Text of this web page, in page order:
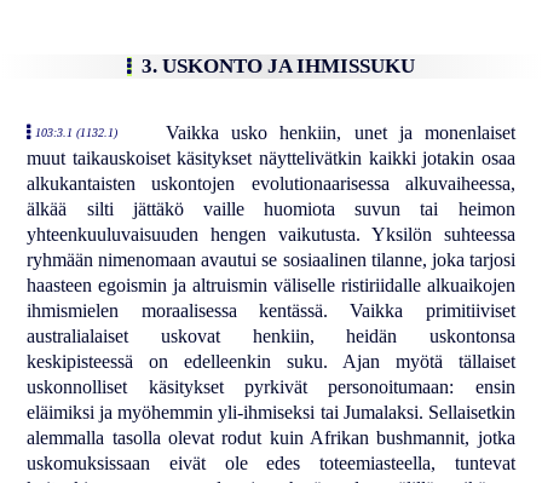
3. USKONTO JA IHMISSUKU
103:3.1 (1132.1)
Vaikka usko henkiin, unet ja monenlaiset
muut taikauskoiset käsitykset näyttelivätkin kaikki jotakin osaa
alkukantaisten uskontojen evolutionaarisessa alkuvaiheessa,
älkää silti jättäkö vaille huomiota suvun tai heimon
yhteenkuuluvaisuuden hengen vaikutusta. Yksilön suhteessa
ryhmään nimenomaan avautui se sosiaalinen tilanne, joka tarjosi
haasteen egoismin ja altruismin väliselle ristiriidalle alkuaikojen
ihmismielen moraalisessa kentässä. Vaikka primitiiviset
australialaiset uskovat henkiin, heidän uskontonsa
keskipisteessä on edelleenkin suku. Ajan myötä tällaiset
uskonnolliset käsitykset pyrkivät personoitumaan: ensin
eläimiksi ja myöhemmin yli-ihmiseksi tai Jumalaksi. Sellaisetkin
alemmalla tasolla olevat rodut kuin Afrikan bushmannit, jotka
uskomuksissaan eivät ole edes toteemiasteella, tuntevat